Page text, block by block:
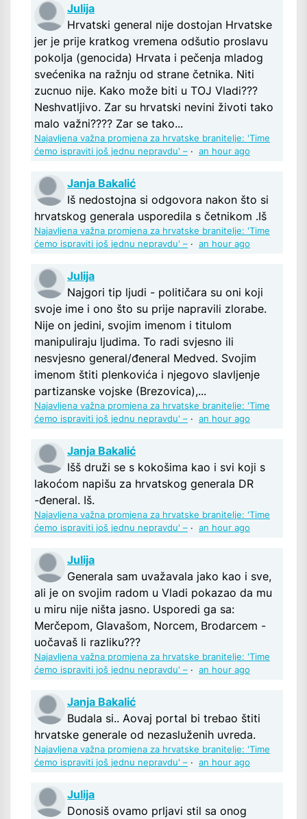
Julija
Hrvatski general nije dostojan Hrvatske
jer je prije kratkog vremena odšutio proslavu
pokolja (genocida) Hrvata i pečenja mladog
svećenika na ražnju od strane četnika. Niti
zucnuo nije. Kako može biti u TOJ Vladi???
Neshvatljivo. Zar su hrvatski nevini životi tako
malo važni???? Zar se tako...
Najavljena važna promjena za hrvatske branitelje: 'Time
ćemo ispraviti još jednu nepravdu' – · an hour ago
Janja Bakalić
Iš nedostojna si odgovora nakon što si
hrvatskog generala usporedila s četnikom .Iš
Najavljena važna promjena za hrvatske branitelje: 'Time
ćemo ispraviti još jednu nepravdu' – · an hour ago
Julija
Najgori tip ljudi - političara su oni koji
svoje ime i ono što su prije napravili zlorabe.
Nije on jedini, svojim imenom i titulom
manipuliraju ljudima. To radi svjesno ili
nesvjesno general/đeneral Medved. Svojim
imenom štiti plenkovića i njegovo slavljenje
partizanske vojske (Brezovica),...
Najavljena važna promjena za hrvatske branitelje: 'Time
ćemo ispraviti još jednu nepravdu' – · an hour ago
Janja Bakalić
Išš druži se s kokošima kao i svi koji s
lakoćom napišu za hrvatskog generala DR
-đeneral. Iš.
Najavljena važna promjena za hrvatske branitelje: 'Time
ćemo ispraviti još jednu nepravdu' – · an hour ago
Julija
Generala sam uvažavala jako kao i sve,
ali je on svojim radom u Vladi pokazao da mu
u miru nije ništa jasno. Usporedi ga sa:
Merčepom, Glavašom, Norcem, Brodarcem -
uočavaš li razliku???
Najavljena važna promjena za hrvatske branitelje: 'Time
ćemo ispraviti još jednu nepravdu' – · an hour ago
Janja Bakalić
Budala si.. Aovaj portal bi trebao štiti
hrvatske generale od nezasluženih uvreda.
Najavljena važna promjena za hrvatske branitelje: 'Time
ćemo ispraviti još jednu nepravdu' – · an hour ago
Julija
Donosiš ovamo prljavi stil sa onog